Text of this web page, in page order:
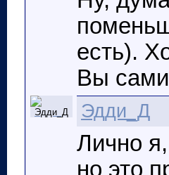
есть).
Вы сами
Эдди_Д
Лично
но это